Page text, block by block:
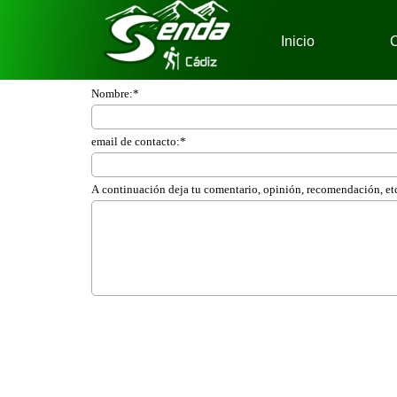
Inicio
Nombre:*
email de contacto:*
A continuación deja tu comentario, opinión, recomendación,